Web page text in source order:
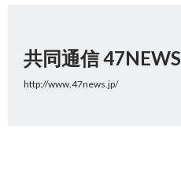
共同通信 47NEWS
http://www.47news.jp/